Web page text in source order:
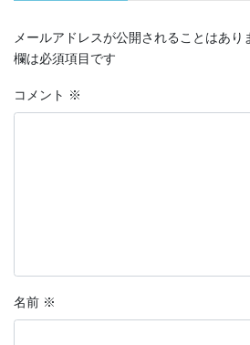
メールアドレスが公開されることはあり
欄は必須項目です
コメント ※
名前 ※